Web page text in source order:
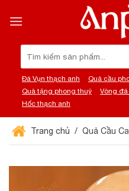
đến
Đá Vụn thạch anh Quả cầu
Quà tặng phong thuỷ
Vòng
Hốc thạch anh
Trang chủ Quả Cầu